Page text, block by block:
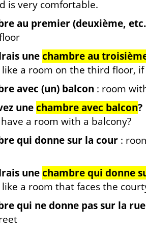
is very comfortable.
au premier (deuxième,
unechambre au
a room on the third floor, if
avec (un) balcon : room
unechambre avec balcon?
a room with a balcony?
qui donne sur la cour :
unechambre qui donne
a room that faces the
qui ne donne pas sur la rue